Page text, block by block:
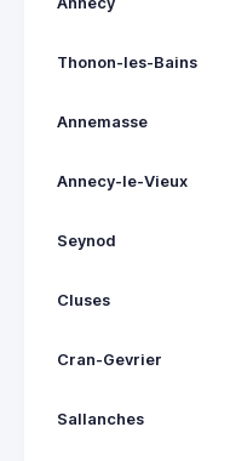
Thonon-les-Bains
Annemasse
Annecy-le-Vieux
Seynod
Cluses
Cran-Gevrier
Sallanches